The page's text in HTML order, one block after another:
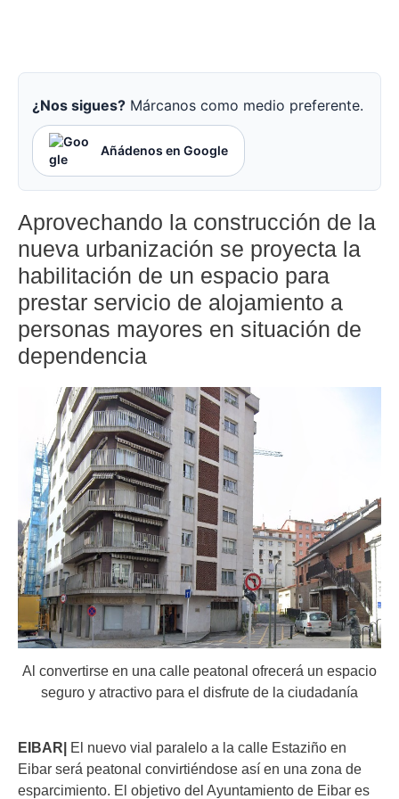
¿Nos sigues? Márcanos como medio preferente.
Añádenos en Google
Aprovechando la construcción de la
nueva urbanización se proyecta la
habilitación de un espacio para
prestar servicio de alojamiento a
personas mayores en situación de
dependencia
Al convertirse en una calle peatonal ofrecerá un espacio
seguro y atractivo para el disfrute de la ciudadanía
EIBAR| El nuevo vial paralelo a la calle Estaziño en
Eibar será peatonal convirtiéndose así en una zona de
esparcimiento. El objetivo del Ayuntamiento de Eibar es